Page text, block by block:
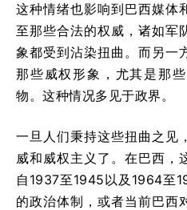
这种情绪也影响到巴西媒体
至那些合法的权威，诸如军
象都受到沾染扭曲。而另一
那些威权形象，尤其是那
物。这种情况多见于政界。
一旦人们秉持这些扭曲之见
威和威权主义了。在巴西，
自1937至1945以及1964至
的政治体制，或者当前巴西